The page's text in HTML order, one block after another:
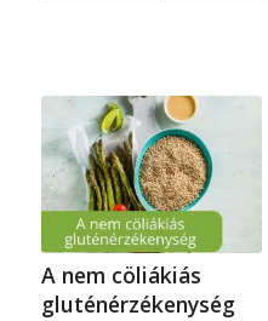
A nem cöliákiás
gluténérzékenység